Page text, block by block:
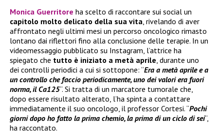
Monica Guerritore ha scelto di raccontare sui social un
capitolo molto delicato della sua vita, rivelando di aver
affrontato negli ultimi mesi un percorso oncologico rimasto
lontano dai riflettori fino alla conclusione delle terapie. In un
videomessaggio pubblicato su Instagram, l’attrice ha
spiegato che tutto è iniziato a metà aprile, durante uno
dei controlli periodici a cui si sottopone: “Era a metà aprile e a
un controllo che faccio periodicamente, uno dei valori era fuori
norma, il Ca125“. Si tratta di un marcatore tumorale che,
dopo essere risultato alterato, l’ha spinta a contattare
immediatamente il suo oncologo, il professor Cortesi. “Pochi
giorni dopo ho fatto la prima chemio, la prima di un ciclo di sei“,
ha raccontato.